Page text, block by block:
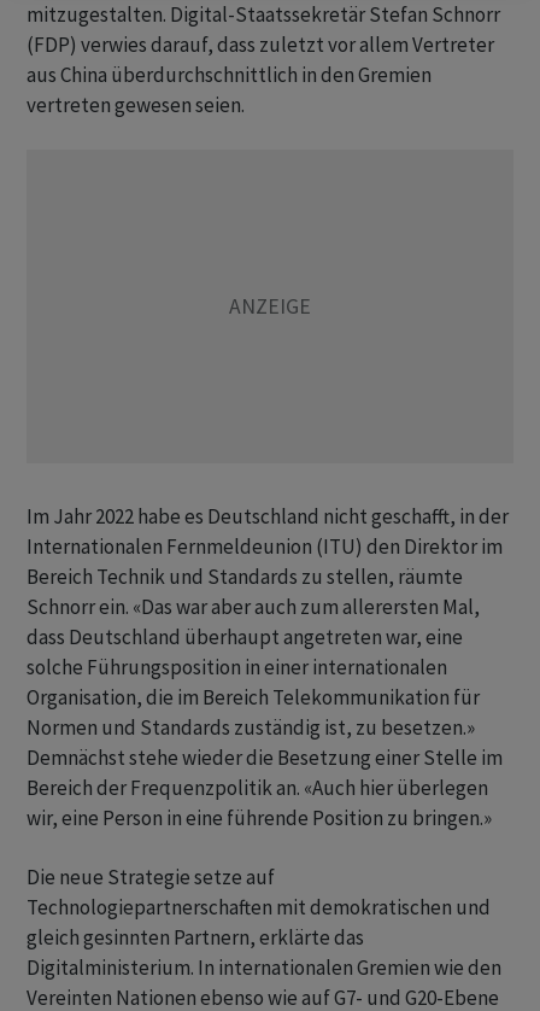
mitzugestalten. Digital-Staatssekretär Stefan Schnorr
(FDP) verwies darauf, dass zuletzt vor allem Vertreter
aus China überdurchschnittlich in den Gremien
vertreten gewesen seien.
Im Jahr 2022 habe es Deutschland nicht geschafft, in der
Internationalen Fernmeldeunion (ITU) den Direktor im
Bereich Technik und Standards zu stellen, räumte
Schnorr ein. «Das war aber auch zum allerersten Mal,
dass Deutschland überhaupt angetreten war, eine
solche Führungsposition in einer internationalen
Organisation, die im Bereich Telekommunikation für
Normen und Standards zuständig ist, zu besetzen.»
Demnächst stehe wieder die Besetzung einer Stelle im
Bereich der Frequenzpolitik an. «Auch hier überlegen
wir, eine Person in eine führende Position zu bringen.»
Die neue Strategie setze auf
Technologiepartnerschaften mit demokratischen und
gleich gesinnten Partnern, erklärte das
Digitalministerium. In internationalen Gremien wie den
Vereinten Nationen ebenso wie auf G7- und G20-Ebene